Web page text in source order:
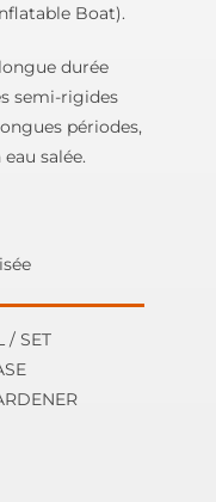
Boat).
durée
semi-rigides
périodes,
salée.
/ SET